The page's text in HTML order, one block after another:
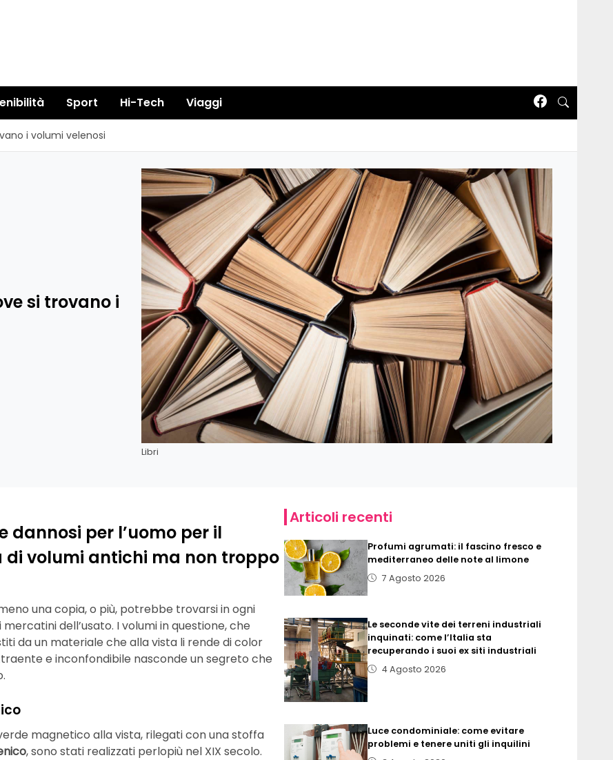
Sport Hi-Tech Viaggi
i volumi velenosi
si trovano i
Libri
dannosi per l’uomo per il
volumi antichi ma non troppo
una copia, o più, potrebbe trovarsi in ogni
dell’usato. I volumi in questione, che
da un materiale che alla vista li rende di color
e inconfondibile nasconde un segreto che
magnetico alla vista, rilegati con una stoffa
, sono stati realizzati perlopiù nel XIX secolo.
Articoli recenti
Profumi agrumati: il fascino fresco e
mediterraneo delle note al limone
7 Agosto 2026
Le seconde vite dei terreni industriali
inquinati: come l’Italia sta
recuperando i suoi ex siti industriali
4 Agosto 2026
Luce condominiale: come evitare
problemi e tenere uniti gli inquilini